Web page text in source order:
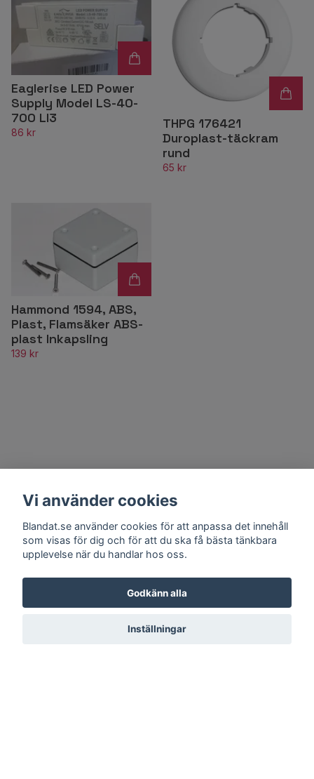
Eaglerise LED Power
Supply Model LS-40-
700 LI3
86 kr
THPG 176421
Duroplast-täckram
rund
65 kr
Hammond 1594, ABS,
Plast, Flamsäker ABS-
plast Inkapsling
139 kr
Vi använder cookies
Blandat.se använder cookies för att anpassa det innehåll
som visas för dig och för att du ska få bästa tänkbara
upplevelse när du handlar hos oss.
Godkänn alla
Inställningar